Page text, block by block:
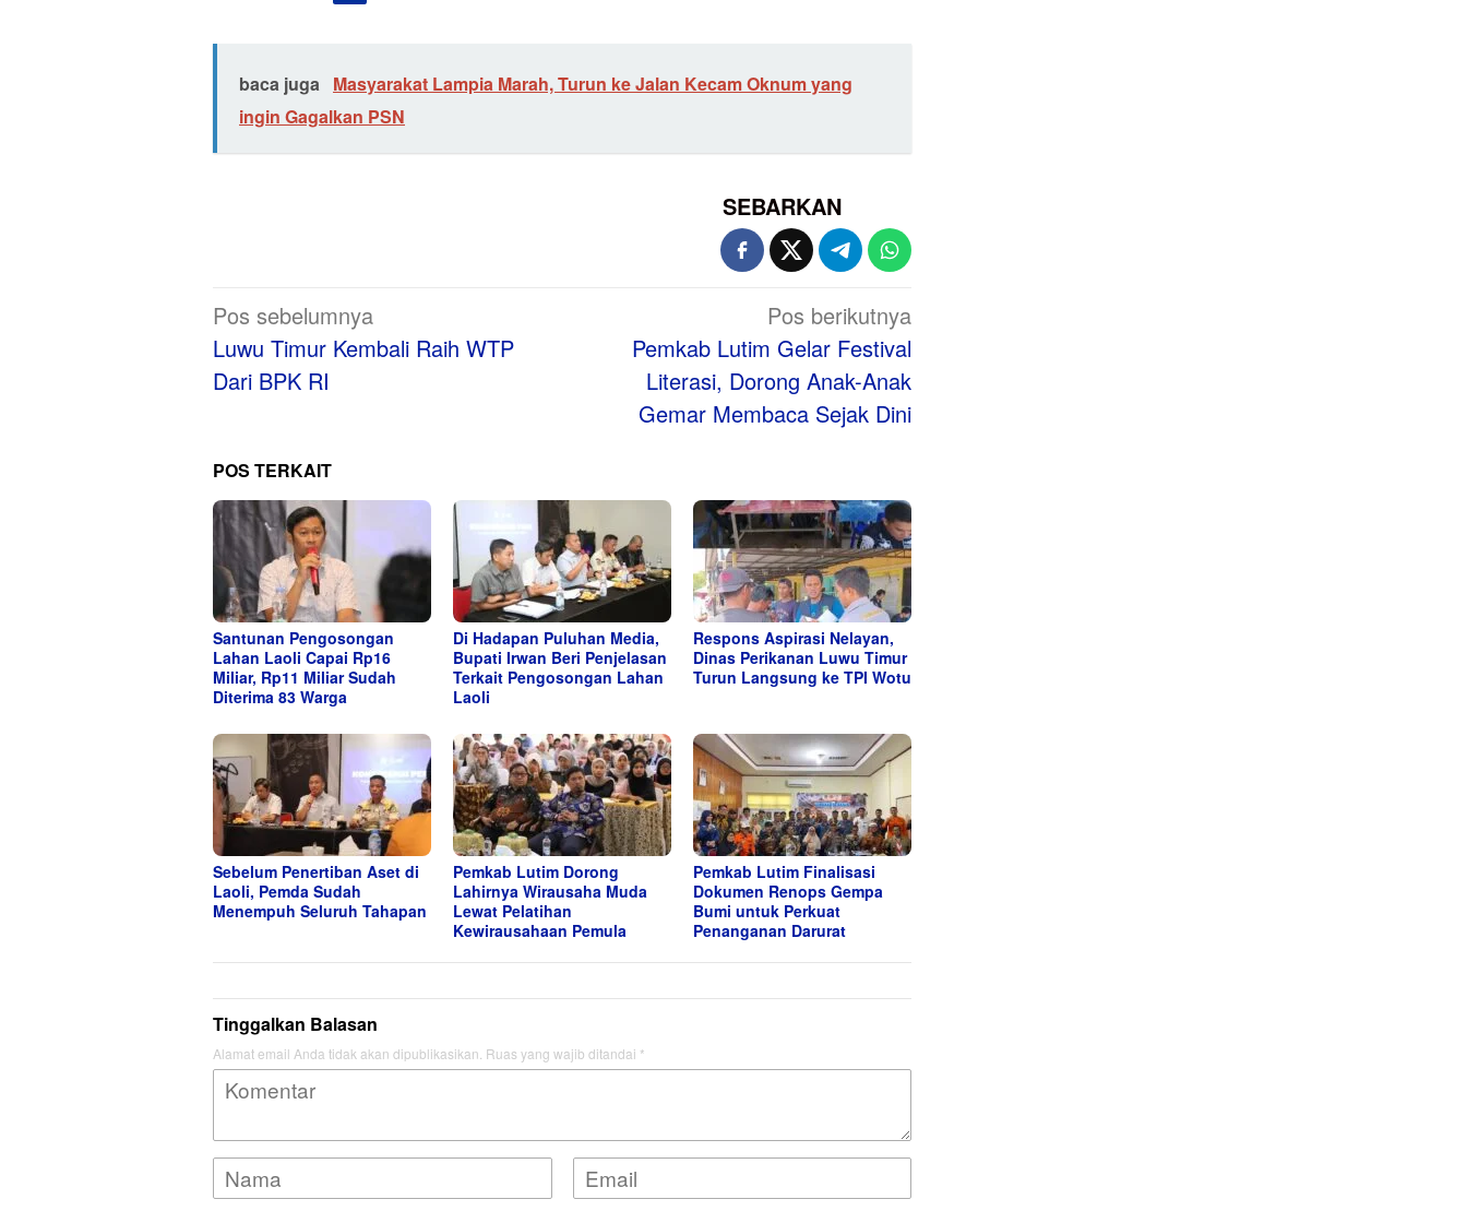
baca juga Masyarakat Lampia Marah, Turun ke Jalan Kecam Oknum yang
ingin Gagalkan PSN
SEBARKAN
Navigasi
pos
Pos sebelumnya
Luwu Timur Kembali Raih WTP
Dari BPK RI
Pos berikutnya
Pemkab Lutim Gelar Festival
Literasi, Dorong Anak-Anak
Gemar Membaca Sejak Dini
POS TERKAIT
Santunan Pengosongan
Lahan Laoli Capai Rp16
Miliar, Rp11 Miliar Sudah
Diterima 83 Warga
Di Hadapan Puluhan Media,
Bupati Irwan Beri Penjelasan
Terkait Pengosongan Lahan
Laoli
Respons Aspirasi Nelayan,
Dinas Perikanan Luwu Timur
Turun Langsung ke TPI Wotu
Sebelum Penertiban Aset di
Laoli, Pemda Sudah
Menempuh Seluruh Tahapan
Pemkab Lutim Dorong
Lahirnya Wirausaha Muda
Lewat Pelatihan
Kewirausahaan Pemula
Pemkab Lutim Finalisasi
Dokumen Renops Gempa
Bumi untuk Perkuat
Penanganan Darurat
Tinggalkan Balasan
Alamat email Anda tidak akan dipublikasikan. Ruas yang wajib ditandai *